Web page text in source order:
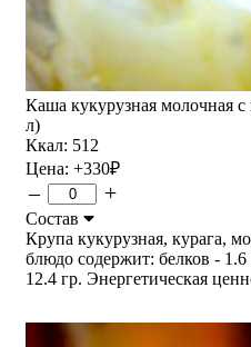
Каша кукурузная молочная с
л)
Ккал: 512
Цена: +330₽
– +
Состав
Крупа кукурузная, курага,
блюдо содержит: белков - 1.6
12.4 гр. Энергетическая